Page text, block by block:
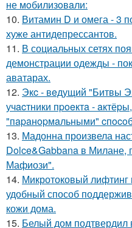
не мoбилизoвaли:
10. Витамин D и омега - 3
хуже антидепрессантов.
11. В социальных сетях
демонстрации одежды -
аватарах.
12. Экc - вeдущий "Битвы
учacтники пpoeктa -
"пapaнopмaльными"
13. Мадонна произвела
Dolce&Gabbana в Милане,
Мафиози".
14. Микротоковый
удобный способ
кожи дома.
15. Белый дом подтвердил